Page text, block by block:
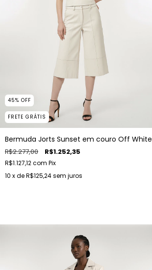
45% OFF
FRETE GRÁTIS
Bermuda Jorts Sunset em couro Off White
R$2.277,00 R$1.252,35
R$1.127,12com Pix
10 x deR$125,24sem juros